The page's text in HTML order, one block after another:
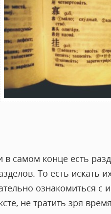
самом конце есть
То есть искать
ознакомиться
не тратить зря